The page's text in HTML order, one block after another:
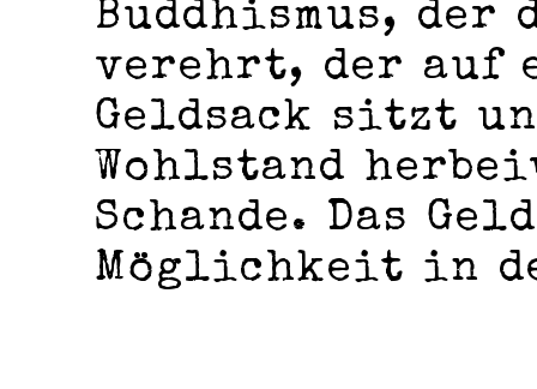
Buddhismus, der
verehrt, der auf
Geldsack sitzt
Wohlstand
Schande. Das
Möglichkeit in